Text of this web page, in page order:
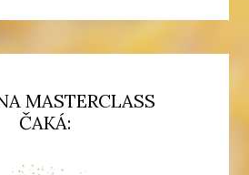
MASTERCLASS
ČAKÁ: